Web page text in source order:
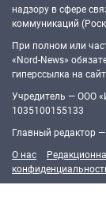
надзору в сфере
коммуникаций
При полном или
«Nord-News»
гиперссылка на
Учредитель — ООО
1035100155133
Главный редактор
О нас